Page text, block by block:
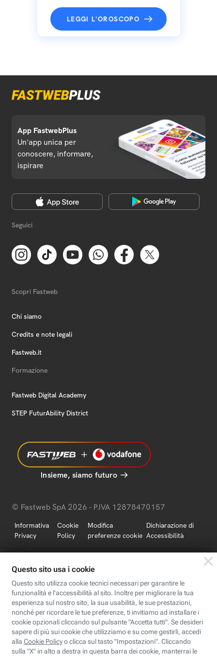
LEGGI L'OROSCOPO
App FastwebPlus
Un'app unica per
conoscere, informare,
ispirare
Seguici
Scopri Fastweb
Chi siamo
Credits e note legali
Fastweb.it
Formazione
Fastweb Digital Academy
STEP FuturAbility District
Insieme, siamo futuro
© Fastweb SpA 2026 - P.IVA 12878470157
Informativa
Privacy
Cookie
Policy
Modifica
preferenze cookie
Dichiarazione di
Accessibilità